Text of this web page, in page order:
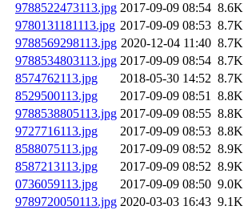
9788522473113.jpg 2017-09-09 08:54 8.6K
9780131181113.jpg 2017-09-09 08:53 8.7K
9788569298113.jpg 2020-12-04 11:40 8.7K
9788534803113.jpg 2017-09-09 08:54 8.7K
8574762113.jpg
2018-05-30 14:52 8.7K
8529500113.jpg
2017-09-09 08:51 8.8K
9788538805113.jpg 2017-09-09 08:55 8.8K
9727716113.jpg
2017-09-09 08:53 8.8K
8588075113.jpg
2017-09-09 08:52 8.9K
8587213113.jpg
2017-09-09 08:52 8.9K
0736059113.jpg
2017-09-09 08:50 9.0K
9789720050113.jpg 2020-03-03 16:43 9.1K